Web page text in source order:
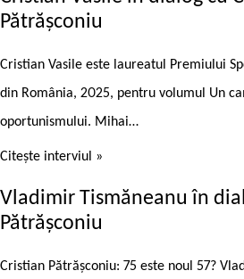
Pătrășconiu
Cristian Vasile este laureatul Premiului
din România, 2025, pentru volumul Un
oportunismului. Mihai…
Citește interviul »
Vladimir Tismăneanu în
Pătrășconiu
Cristian Pătrășconiu: 75 este noul 57?